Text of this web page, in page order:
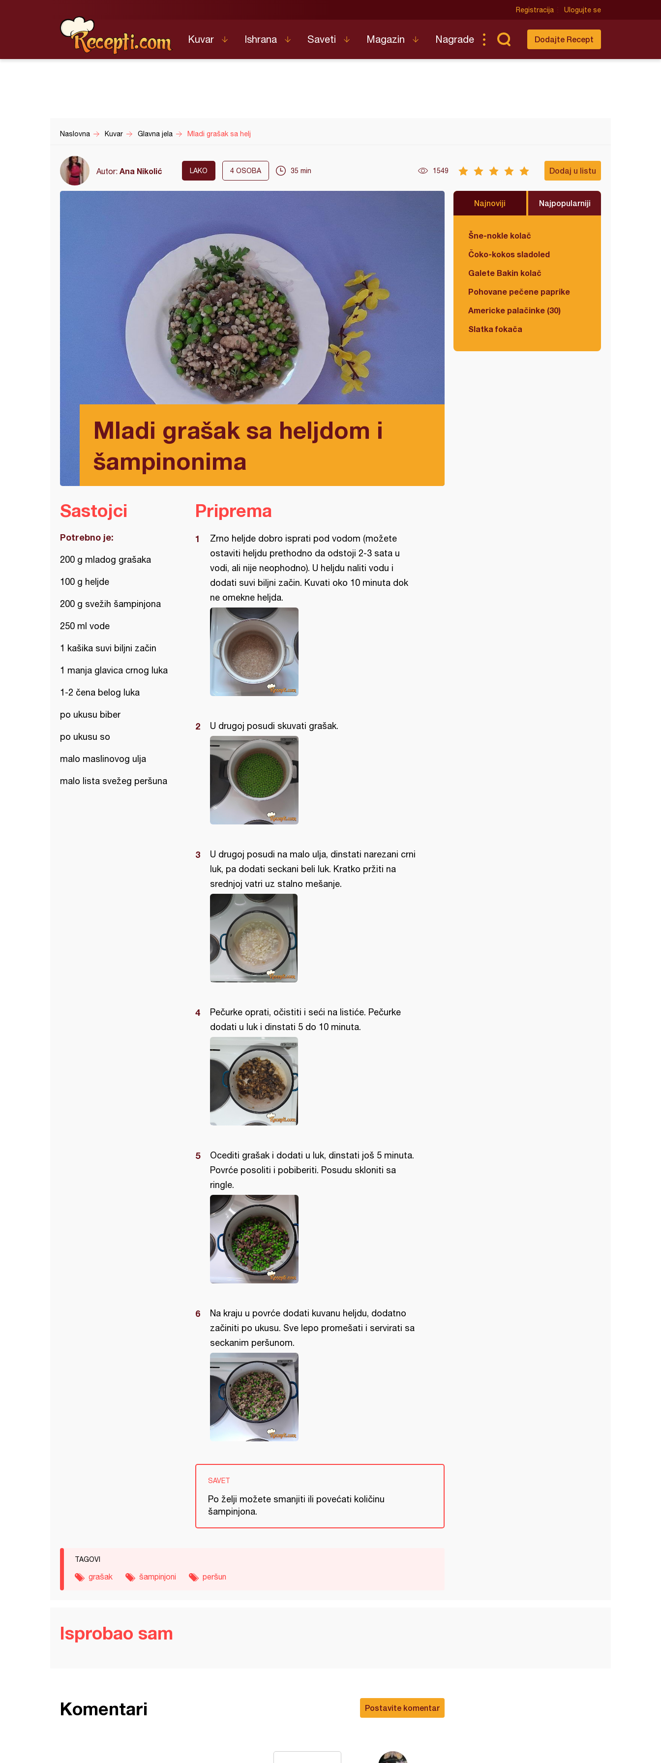
Registracija Ulogujte se
Kuvar Ishrana Saveti Magazin Nagrade Dodajte Recept
Naslovna Kuvar Glavna jela Mladi grašak sa helj
Autor: Ana Nikolić LAKO 4 OSOBA 35 min 1549 Dodaj u listu
Mladi grašak sa heljdom i
šampinonima
Najnoviji Najpopularniji
Šne-nokle kolač
Čoko-kokos sladoled
Galete Bakin kolač
Pohovane pečene paprike
Americke palačinke (30)
Slatka fokača
Sastojci
Potrebno je:
200 g mladog grašaka
100 g heljde
200 g svežih šampinjona
250 ml vode
1 kašika suvi biljni začin
1 manja glavica crnog luka
1-2 čena belog luka
po ukusu biber
po ukusu so
malo maslinovog ulja
malo lista svežeg peršuna
Priprema
Zrno heljde dobro isprati pod vodom (možete
ostaviti heljdu prethodno da odstoji 2-3 sata u
vodi, ali nije neophodno). U heljdu naliti vodu i
dodati suvi biljni začin. Kuvati oko 10 minuta dok
ne omekne heljda.
U drugoj posudi skuvati grašak.
U drugoj posudi na malo ulja, dinstati narezani crni
luk, pa dodati seckani beli luk. Kratko pržiti na
srednjoj vatri uz stalno mešanje.
Pečurke oprati, očistiti i seći na listiće. Pečurke
dodati u luk i dinstati 5 do 10 minuta.
Ocediti grašak i dodati u luk, dinstati još 5 minuta.
Povrće posoliti i pobiberiti. Posudu skloniti sa
ringle.
Na kraju u povrće dodati kuvanu heljdu, dodatno
začiniti po ukusu. Sve lepo promešati i servirati sa
seckanim peršunom.
SAVET
Po želji možete smanjiti ili povećati količinu
šampinjona.
TAGOVI
grašak šampinjoni peršun
Isprobao sam
Postavite komentar
Komentari